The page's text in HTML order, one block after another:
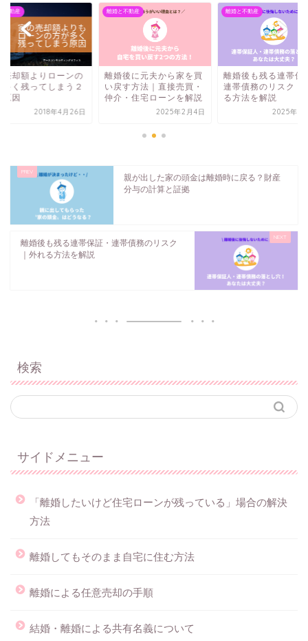
不動産
売却額よりローンの
多く残ってしまう２
原因
2018年4月26日
離婚と不動産
離婚後に元夫から家を買
い戻す方法｜直接売買・
仲介・住宅ローンを解説
2025年2月4日
離婚と不動産
離婚後も残る連帯保
連帯債務のリスク｜
る方法を解説
2025年7
親が出した家の頭金は離婚時に戻る？財産
分与の計算と証拠
離婚後も残る連帯保証・連帯債務のリスク
｜外れる方法を解説
検索
サイドメニュー
「離婚したいけど住宅ローンが残っている」場合の解決
方法
離婚してもそのまま自宅に住む方法
離婚による任意売却の手順
結婚・離婚による共有名義について